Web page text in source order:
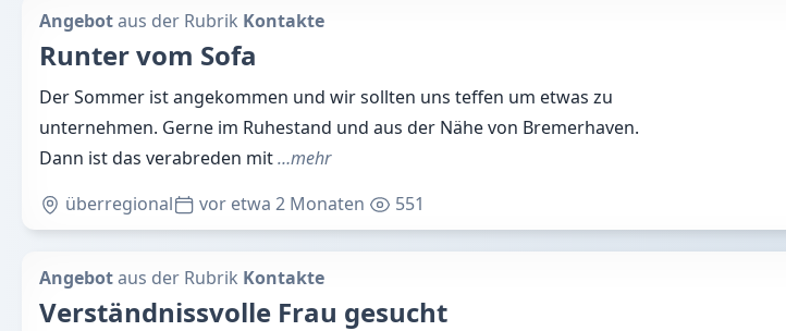
Angebotaus der Rubrik Kontakte
Runter vom Sofa
Der Sommer ist angekommen und wir sollten uns teffen um etwas zu
unternehmen. Gerne im Ruhestand und aus der Nähe von Bremerhaven.
Dann ist das verabreden mit…mehr
überregional
vor etwa 2 Monaten 551
Angebotaus der Rubrik Kontakte
Verständnissvolle Frau gesucht